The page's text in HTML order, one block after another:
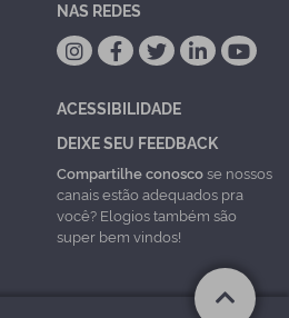
NAS REDES
ACESSIBILIDADE
DEIXE SEU FEEDBACK
Compartilhe conoscose nossos
canais estão adequados pra
você? Elogios também são
super bem vindos!